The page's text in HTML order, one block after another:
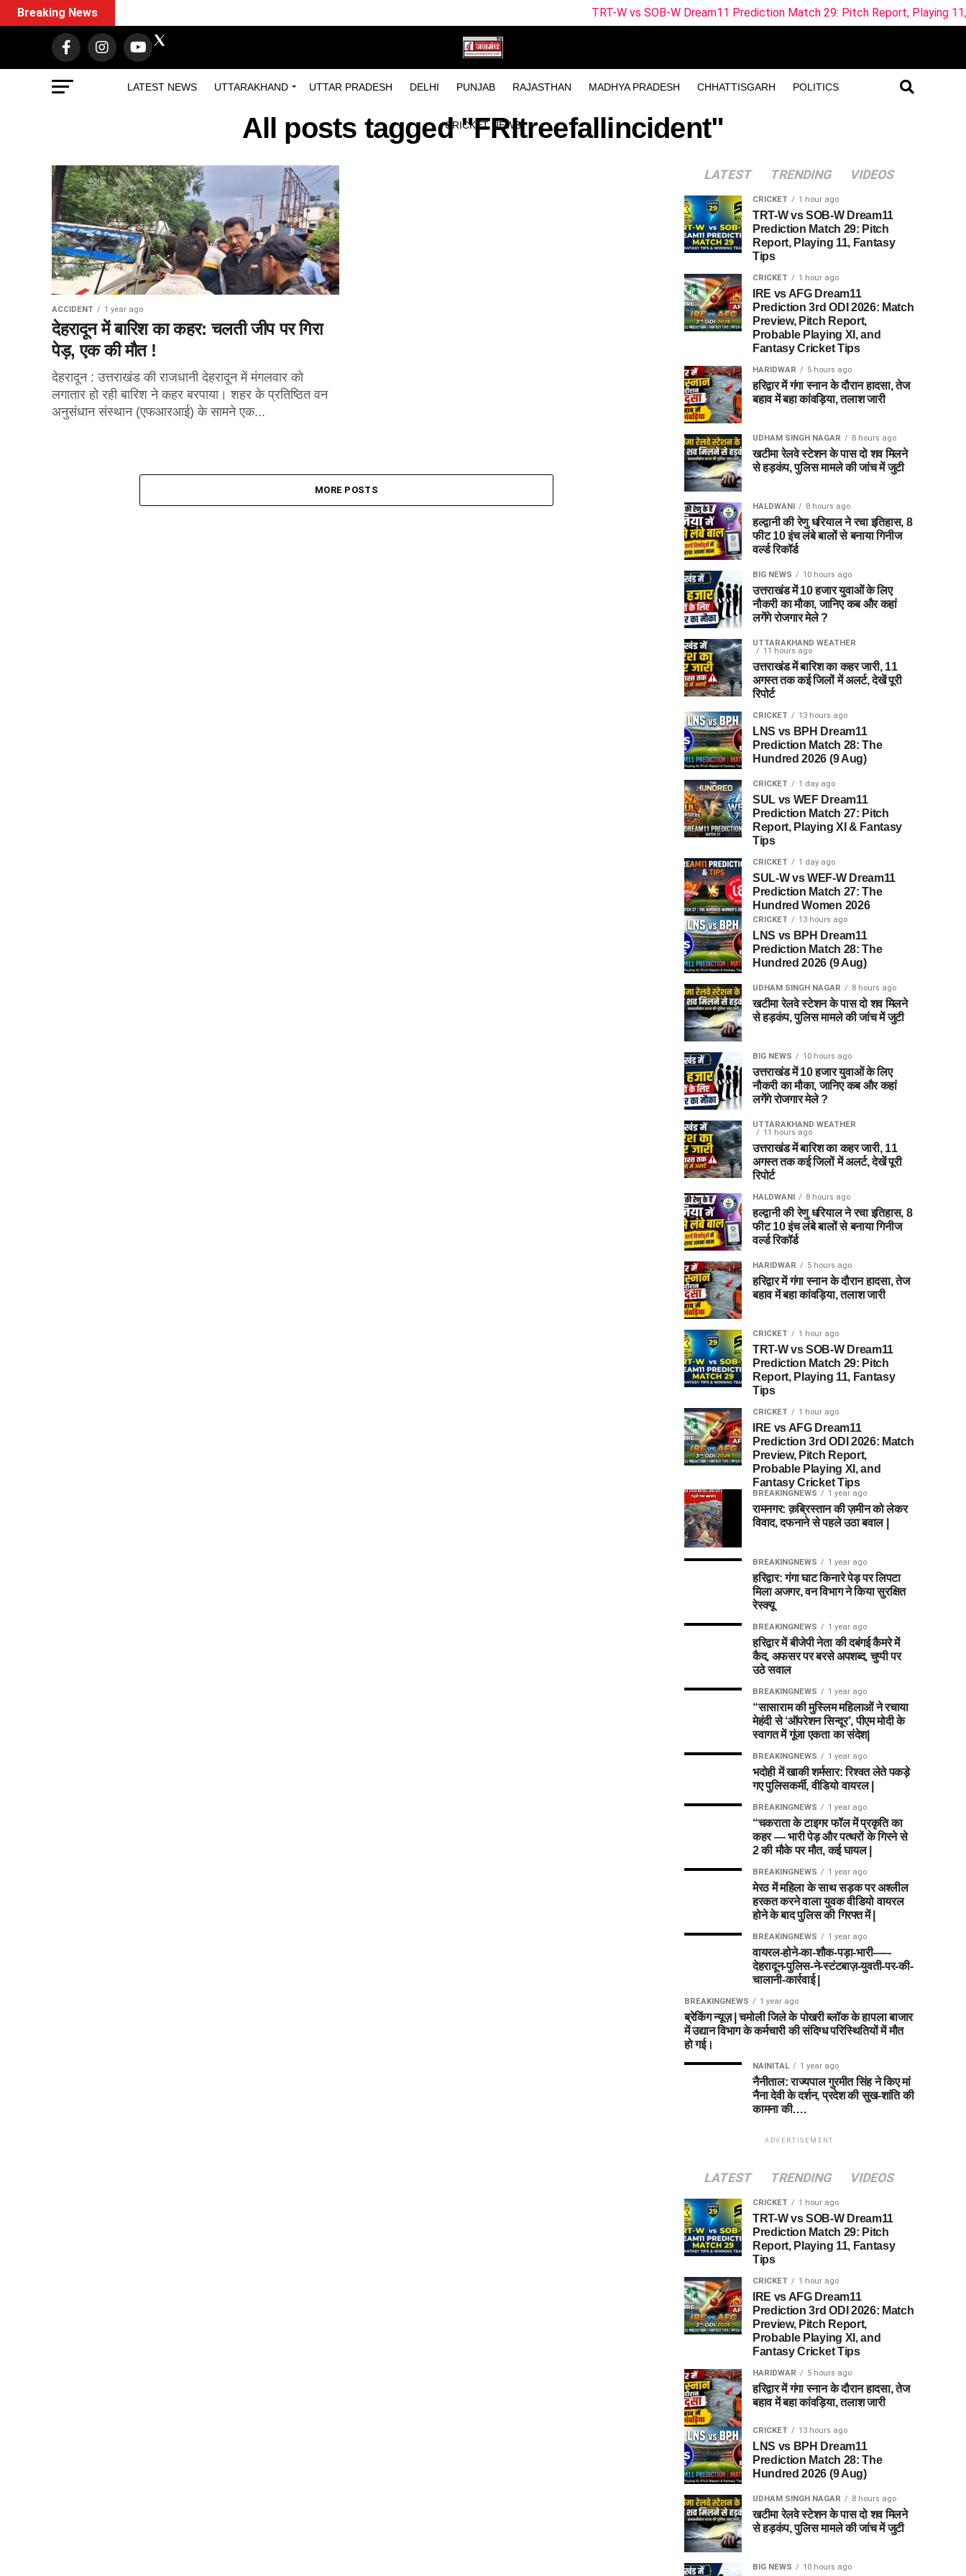
LATEST NEWS UTTARAKHAND UTTAR PRADESH DELHI PUNJAB RAJASTHAN MADHYA PRADESH CHHATTISGARH POLITICS
CRICKET NEWS
Breaking News TRT-W vs SOB-W Dream11 Prediction Match 29: Pitch Report, Playing 11, Fantasy
All posts tagged "FRItreefallincident"
ACCIDENT 1 year ago
देहरादून में बारिश का कहर: चलती जीप पर गिरा
पेड़, एक की मौत !
देहरादून : उत्तराखंड की राजधानी देहरादून में मंगलवार को
लगातार हो रही बारिश ने कहर बरपाया। शहर के प्रतिष्ठित वन
अनुसंधान संस्थान (एफआरआई) के सामने एक...
MORE POSTS
LATEST TRENDING VIDEOS
CRICKET 1 hour ago
TRT-W vs SOB-W Dream11
Prediction Match 29: Pitch
Report, Playing 11, Fantasy
Tips
CRICKET 1 hour ago
IRE vs AFG Dream11
Prediction 3rd ODI 2026: Match
Preview, Pitch Report,
Probable Playing XI, and
Fantasy Cricket Tips
HARIDWAR 5 hours ago
हरिद्वार में गंगा स्नान के दौरान हादसा, तेज
बहाव में बहा कांवड़िया, तलाश जारी
UDHAM SINGH NAGAR 8 hours ago
खटीमा रेलवे स्टेशन के पास दो शव मिलने
से हड़कंप, पुलिस मामले की जांच में जुटी
HALDWANI 8 hours ago
हल्द्वानी की रेणु धरियाल ने रचा इतिहास, 8
फीट 10 इंच लंबे बालों से बनाया गिनीज
वर्ल्ड रिकॉर्ड
BIG NEWS 10 hours ago
उत्तराखंड में 10 हजार युवाओं के लिए
नौकरी का मौका, जानिए कब और कहां
लगेंगे रोजगार मेले ?
UTTARAKHAND WEATHER
11 hours ago
उत्तराखंड में बारिश का कहर जारी, 11
अगस्त तक कई जिलों में अलर्ट, देखें पूरी
रिपोर्ट
CRICKET 13 hours ago
LNS vs BPH Dream11
Prediction Match 28: The
Hundred 2026 (9 Aug)
CRICKET 1 day ago
SUL vs WEF Dream11
Prediction Match 27: Pitch
Report, Playing XI & Fantasy
Tips
CRICKET 1 day ago
SUL-W vs WEF-W Dream11
Prediction Match 27: The
Hundred Women 2026
CRICKET 13 hours ago
LNS vs BPH Dream11
Prediction Match 28: The
Hundred 2026 (9 Aug)
UDHAM SINGH NAGAR 8 hours ago
खटीमा रेलवे स्टेशन के पास दो शव मिलने
से हड़कंप, पुलिस मामले की जांच में जुटी
BIG NEWS 10 hours ago
उत्तराखंड में 10 हजार युवाओं के लिए
नौकरी का मौका, जानिए कब और कहां
लगेंगे रोजगार मेले ?
UTTARAKHAND WEATHER
11 hours ago
उत्तराखंड में बारिश का कहर जारी, 11
अगस्त तक कई जिलों में अलर्ट, देखें पूरी
रिपोर्ट
HALDWANI 8 hours ago
हल्द्वानी की रेणु धरियाल ने रचा इतिहास, 8
फीट 10 इंच लंबे बालों से बनाया गिनीज
वर्ल्ड रिकॉर्ड
HARIDWAR 5 hours ago
हरिद्वार में गंगा स्नान के दौरान हादसा, तेज
बहाव में बहा कांवड़िया, तलाश जारी
CRICKET 1 hour ago
TRT-W vs SOB-W Dream11
Prediction Match 29: Pitch
Report, Playing 11, Fantasy
Tips
CRICKET 1 hour ago
IRE vs AFG Dream11
Prediction 3rd ODI 2026: Match
Preview, Pitch Report,
Probable Playing XI, and
Fantasy Cricket Tips
BREAKINGNEWS 1 year ago
रामनगर: क़ब्रिस्तान की ज़मीन को लेकर
विवाद, दफनाने से पहले उठा बवाल |
BREAKINGNEWS 1 year ago
हरिद्वार: गंगा घाट किनारे पेड़ पर लिपटा
मिला अजगर, वन विभाग ने किया सुरक्षित
रेस्क्यू
BREAKINGNEWS 1 year ago
हरिद्वार में बीजेपी नेता की दबंगई कैमरे में
कैद, अफसर पर बरसे अपशब्द, चुप्पी पर
उठे सवाल
BREAKINGNEWS 1 year ago
“सासाराम की मुस्लिम महिलाओं ने रचाया
मेहंदी से ‘ऑपरेशन सिन्दूर’, पीएम मोदी के
स्वागत में गूंजा एकता का संदेश|
BREAKINGNEWS 1 year ago
भदोही में खाकी शर्मसार: रिश्वत लेते पकड़े
गए पुलिसकर्मी, वीडियो वायरल |
BREAKINGNEWS 1 year ago
“चकराता के टाइगर फॉल में प्रकृति का
कहर — भारी पेड़ और पत्थरों के गिरने से
2 की मौके पर मौत, कई घायल |
BREAKINGNEWS 1 year ago
मेरठ में महिला के साथ सड़क पर अश्लील
हरकत करने वाला युवक वीडियो वायरल
होने के बाद पुलिस की गिरफ्त में |
BREAKINGNEWS 1 year ago
वायरल-होने-का-शौक-पड़ा-भारी-—-
देहरादून-पुलिस-ने-स्टंटबाज़-युवती-पर-की-
चालानी-कार्रवाई |
BREAKINGNEWS 1 year ago
ब्रेकिंग न्यूज़ | चमोली जिले के पोखरी ब्लॉक के हापला बाजार
में उद्यान विभाग के कर्मचारी की संदिग्ध परिस्थितियों में मौत
हो गई।
NAINITAL 1 year ago
नैनीताल: राज्यपाल गुरमीत सिंह ने किए मां
नैना देवी के दर्शन, प्रदेश की सुख-शांति की
कामना की….
ADVERTISEMENT
LATEST TRENDING VIDEOS
CRICKET 1 hour ago
TRT-W vs SOB-W Dream11
Prediction Match 29: Pitch
Report, Playing 11, Fantasy
Tips
CRICKET 1 hour ago
IRE vs AFG Dream11
Prediction 3rd ODI 2026: Match
Preview, Pitch Report,
Probable Playing XI, and
Fantasy Cricket Tips
HARIDWAR 5 hours ago
हरिद्वार में गंगा स्नान के दौरान हादसा, तेज
बहाव में बहा कांवड़िया, तलाश जारी
CRICKET 13 hours ago
LNS vs BPH Dream11
Prediction Match 28: The
Hundred 2026 (9 Aug)
UDHAM SINGH NAGAR 8 hours ago
खटीमा रेलवे स्टेशन के पास दो शव मिलने
से हड़कंप, पुलिस मामले की जांच में जुटी
BIG NEWS 10 hours ago